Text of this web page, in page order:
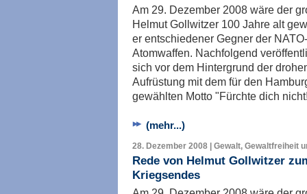
Am 29. Dezember 2008 wäre der
Helmut Gollwitzer 100 Jahre alt
er entschiedener Gegner der
Atomwaffen. Nachfolgend
sich vor dem Hintergrund der
Aufrüstung mit dem für den
gewählten Motto "Fürchte dich
(mehr...)
28. Dezember 2008 | Gewalt, Gewaltfreiheit
Rede von Helmut Gollwitzer
Kriegsendes